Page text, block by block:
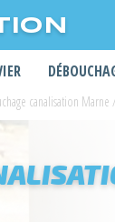
canalisation Marne